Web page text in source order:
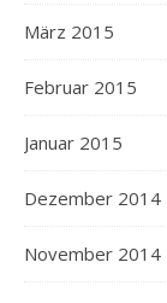
März 2015
Februar 2015
Januar 2015
Dezember 2014
November 2014